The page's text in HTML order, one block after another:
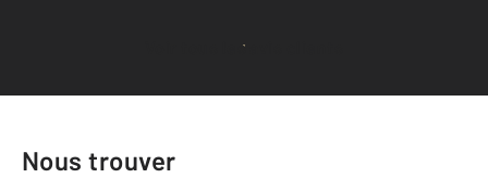
Voir tous les avis clients
Nous trouver